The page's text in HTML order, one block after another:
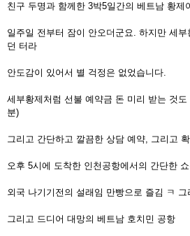
친구 두명과 함께한 3박5일간의 베트남 황제
일주일 전부터 잠이 안오더군요. 하지만 세
던 터라
안도감이 있어서 별 걱정은 없었습니다.
세부황제처럼 선불 예약금 돈 미리 받는 것
분)
그리고 간단하고 깔끔한 상담 예약, 그리고
오후 5시에 도착한 인천공항에서의 간단한
외국 나기기전의 설래임 만빵으로 즐김 ㅋ 그
그리고 드디어 대망의 베트남 호치민 공항